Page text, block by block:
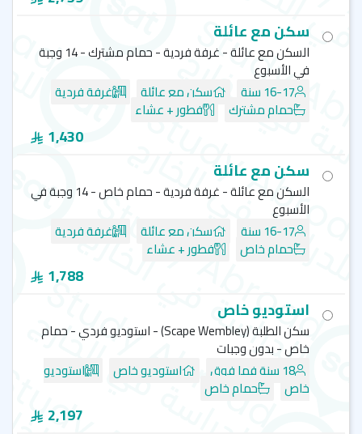
سكن مع عائلة
السكن مع عائلة - غرفة فردية - حمام مشترك - 14 وجبة
في الأسبوع
16-17 سنة
سكن مع عائلة غرفة فردية
حمام مشترك فطور + عشاء
1,430
سكن مع عائلة
السكن مع عائلة - غرفة فردية - حمام خاص - 14 وجبة في
الأسبوع
16-17 سنة
سكن مع عائلة غرفة فردية
حمام خاص فطور + عشاء
1,788
استوديو خاص
سكن الطلبة (‏Scape Wembley) - استوديو فردي - حمام
خاص - بدون وجبات
18 سنة فما فوق
استوديو خاص استوديو
خاص حمام خاص
2,197